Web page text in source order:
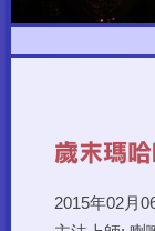
2015年02月